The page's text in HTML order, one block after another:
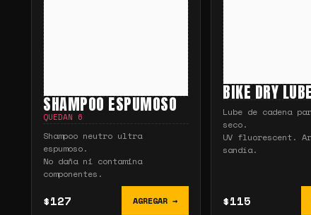
SHAMPOO ESPUMOSO
QUEDAN 6
Shampoo neutro ultra
espumoso.
No daña ni contamina
componentes.
$127 AGREGAR →
BIKE DRY
Lube de cadena
seco.
UV fluorescent.
sandía.
$115